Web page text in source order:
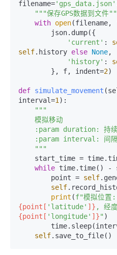
filename='gps_data.json'
"""保存GPS数据到文件
with open(filename,
'current' :
self.history else None,
'history' :
        }, f, indent=
2)
def simulate_movement (
interval=1 ):
"""
    """
while time.time() -
        point =
self
self
print (
{point[ 'latitude' ]}
{point[ 'longitude' ]}" )
self